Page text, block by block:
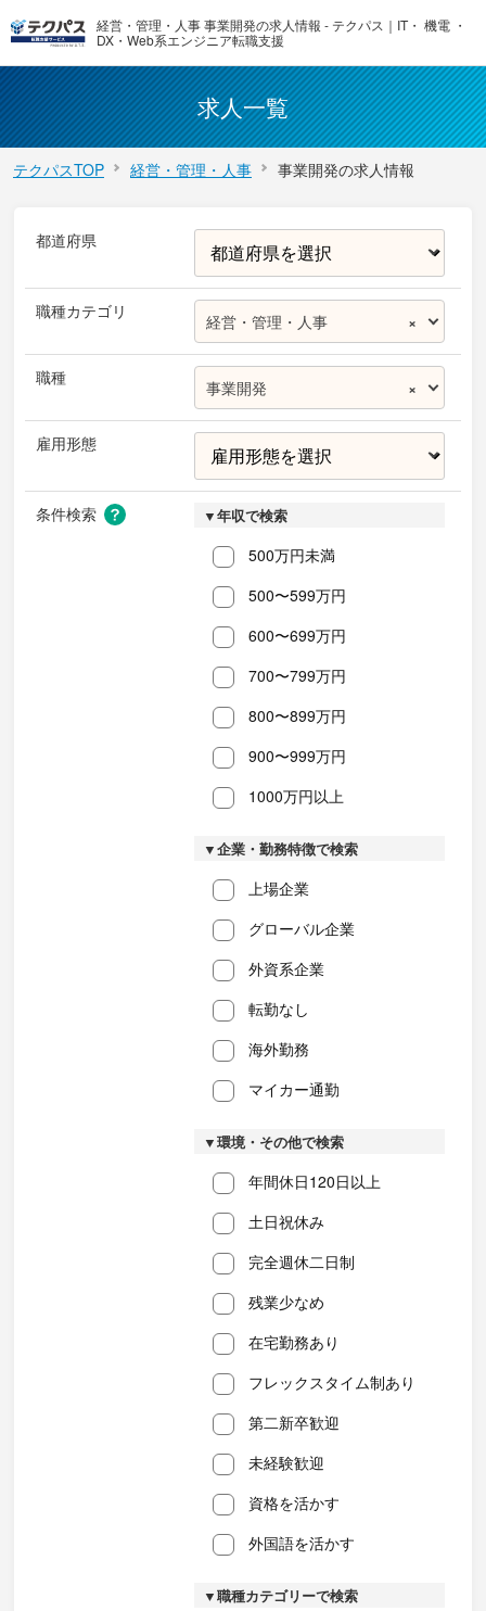
経営・管理・人事 事業開発の求人情報 - テクパス｜IT・ 機電 ・
DX・Web系エンジニア転職支援
求人一覧
テクパスTOP 経営・管理・人事 事業開発の求人情報
都道府県
職種カテゴリ ×
経営・管理・人事
職種 ×
事業開発
雇用形態
条件検索 ▼年収で検索
500万円未満
500〜599万円
600〜699万円
700〜799万円
800〜899万円
900〜999万円
1000万円以上
▼企業・勤務特徴で検索
上場企業
グローバル企業
外資系企業
転勤なし
海外勤務
マイカー通勤
▼環境・その他で検索
年間休日120日以上
土日祝休み
完全週休二日制
残業少なめ
在宅勤務あり
フレックスタイム制あり
第二新卒歓迎
未経験歓迎
資格を活かす
外国語を活かす
▼職種カテゴリーで検索